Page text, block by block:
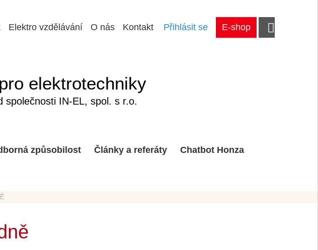
Přihlásit se E-shop
Elektro vzdělávání O nás Kontakt
elektrotechniky
IN-EL, spol. s r.o.
způsobilost Články a referáty Chatbot Honza